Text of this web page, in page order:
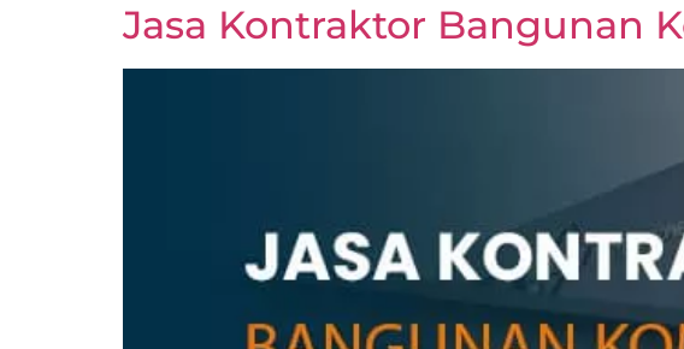
Jasa Kontraktor Bangunan